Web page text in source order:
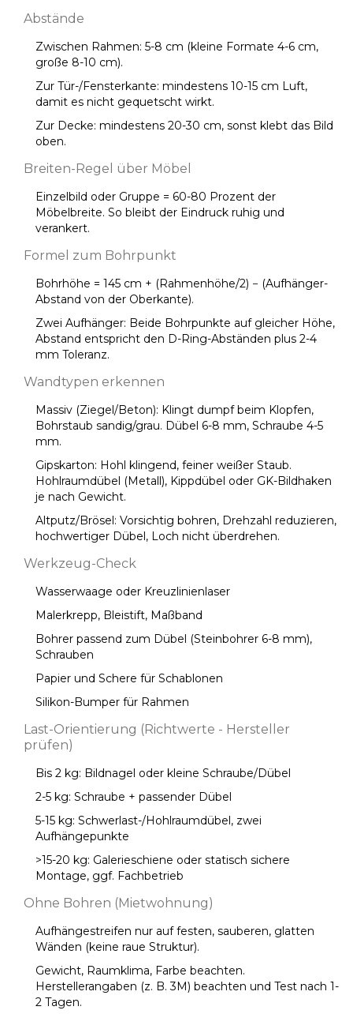
Abstände
Zwischen Rahmen: 5-8 cm (kleine Formate 4-6 cm,
große 8-10 cm).
Zur Tür-/Fensterkante: mindestens 10-15 cm Luft,
damit es nicht gequetscht wirkt.
Zur Decke: mindestens 20-30 cm, sonst klebt das Bild
oben.
Breiten-Regel über Möbel
Einzelbild oder Gruppe = 60-80 Prozent der
Möbelbreite. So bleibt der Eindruck ruhig und
verankert.
Formel zum Bohrpunkt
Bohrhöhe = 145 cm + (Rahmenhöhe/2) − (Aufhänger-
Abstand von der Oberkante).
Zwei Aufhänger: Beide Bohrpunkte auf gleicher Höhe,
Abstand entspricht den D-Ring-Abständen plus 2-4
mm Toleranz.
Wandtypen erkennen
Massiv (Ziegel/Beton): Klingt dumpf beim Klopfen,
Bohrstaub sandig/grau. Dübel 6-8 mm, Schraube 4-5
mm.
Gipskarton: Hohl klingend, feiner weißer Staub.
Hohlraumdübel (Metall), Kippdübel oder GK-Bildhaken
je nach Gewicht.
Altputz/Brösel: Vorsichtig bohren, Drehzahl reduzieren,
hochwertiger Dübel, Loch nicht überdrehen.
Werkzeug-Check
Wasserwaage oder Kreuzlinienlaser
Malerkrepp, Bleistift, Maßband
Bohrer passend zum Dübel (Steinbohrer 6-8 mm),
Schrauben
Papier und Schere für Schablonen
Silikon-Bumper für Rahmen
Last-Orientierung (Richtwerte - Hersteller
prüfen)
Bis 2 kg: Bildnagel oder kleine Schraube/Dübel
2-5 kg: Schraube + passender Dübel
5-15 kg: Schwerlast-/Hohlraumdübel, zwei
Aufhängepunkte
>15-20 kg: Galerieschiene oder statisch sichere
Montage, ggf. Fachbetrieb
Ohne Bohren (Mietwohnung)
Aufhängestreifen nur auf festen, sauberen, glatten
Wänden (keine raue Struktur).
Gewicht, Raumklima, Farbe beachten.
Herstellerangaben (z. B. 3M) beachten und Test nach 1-
2 Tagen.